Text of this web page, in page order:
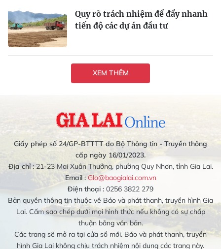
Quy rõ trách nhiệm để đẩy nhanh
tiến độ các dự án đầu tư
XEM THÊM
Giấy phép số 24/GP-BTTTT do Bộ Thông tin - Truyền thông
cấp ngày 16/01/2023.
Địa chỉ :21-23 Mai Xuân Thưởng, phường Quy Nhơn, tỉnh Gia Lai.
Email : Glo@baogialai.com.vn
Điện thoại : 0256 3822 279
Bản quyền thông tin thuộc về Báo và phát thanh, truyền hình Gia
Lai. Cấm sao chép dưới mọi hình thức nếu không có sự chấp
thuận bằng văn bản.
Các trang sẽ mở ra tại cửa sổ mới. Báo và phát thanh, truyền
hình Gia Lai không chịu trách nhiệm nội dung các trang này.